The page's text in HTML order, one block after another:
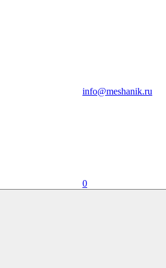
info@meshanik.ru
0